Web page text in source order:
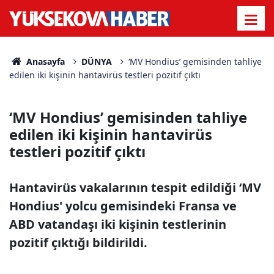
Anasayfa DÜNYA
‘MV Hondius’ gemisinden tahliye
edilen iki kişinin hantavirüs testleri pozitif çıktı
‘MV Hondius’ gemisinden tahliye
edilen iki kişinin hantavirüs
testleri pozitif çıktı
Hantavirüs vakalarının tespit edildiği ‘MV
Hondius' yolcu gemisindeki Fransa ve
ABD vatandaşı iki kişinin testlerinin
pozitif çıktığı bildirildi.